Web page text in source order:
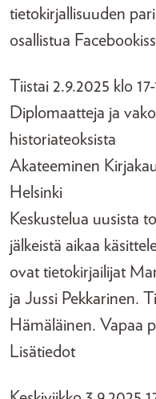
tietokirjallisuuden
osallistua
Tiistai 2.9.2025 klo
Diplomaatteja ja
historiateoksista
Akateeminen
Helsinki
Keskustelua uusista
jälkeistä aikaa
ovat tietokirjailijat
ja Jussi Pekkarinen.
Hämäläinen. Vapaa
Lisätiedot